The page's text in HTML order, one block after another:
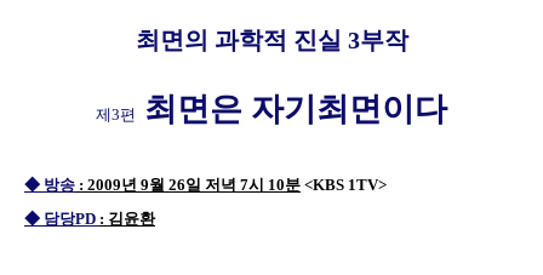
최면의 과학적 진실 3부작
제3편 최면은 자기최면이다
◆ 방송 : 2009년 9월 26일 저녁 7시 10분 <KBS 1TV>
◆ 담당PD : 김윤환